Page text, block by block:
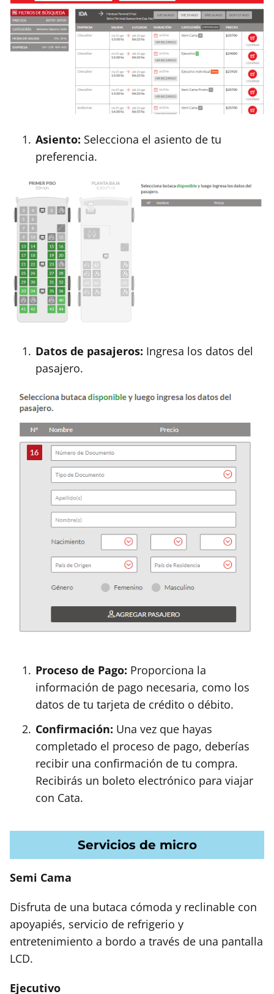
Asiento: Selecciona el asiento de tu
preferencia.
Datos de pasajeros: Ingresa los datos del
pasajero.
Proceso de Pago: Proporciona la
información de pago necesaria, como los
datos de tu tarjeta de crédito o débito.
Confirmación: Una vez que hayas
completado el proceso de pago, deberías
recibir una confirmación de tu compra.
Recibirás un boleto electrónico para viajar
con Cata.
Servicios de micro
Semi Cama
Disfruta de una butaca cómoda y reclinable con
apoyapiés, servicio de refrigerio y
entretenimiento a bordo a través de una pantalla
LCD.
Ejecutivo